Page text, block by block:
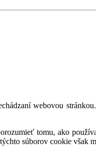
webovou
tomu, ako
súborov cookie však